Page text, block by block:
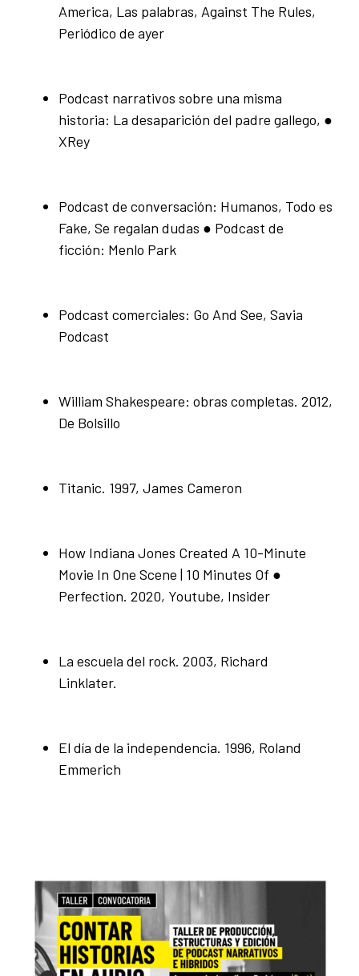
America, Las palabras, Against The Rules,
Periódico de ayer
Podcast narrativos sobre una misma
historia: La desaparición del padre gallego, ●
XRey
Podcast de conversación: Humanos, Todo es
Fake, Se regalan dudas ● Podcast de
ficción: Menlo Park
Podcast comerciales: Go And See, Savia
Podcast
William Shakespeare: obras completas. 2012,
De Bolsillo
Titanic. 1997, James Cameron
How Indiana Jones Created A 10-Minute
Movie In One Scene | 10 Minutes Of ●
Perfection. 2020, Youtube, Insider
La escuela del rock. 2003, Richard
Linklater.
El día de la independencia. 1996, Roland
Emmerich